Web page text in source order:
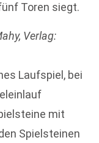
Toren siegt.
Verlag:
Laufspiel, bei
mit
Spielsteinen